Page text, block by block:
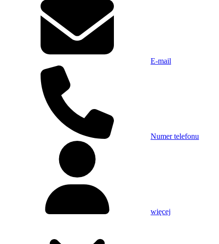
E-mail
Numer telefonu
więcej